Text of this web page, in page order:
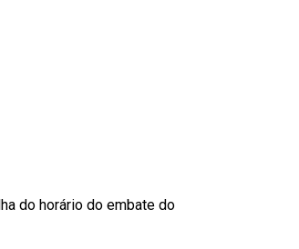
do horário do embate do